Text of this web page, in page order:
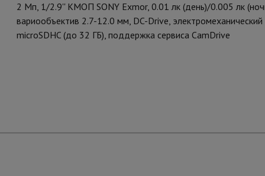
2 Мп, 1/2.9'' КМОП SONY Exmor, 0.01 лк (день)/0.005 лк
вариообъектив 2.7-12.0 мм, DC-Drive,
microSDHC (до 32 ГБ), поддержка сервиса CamDrive